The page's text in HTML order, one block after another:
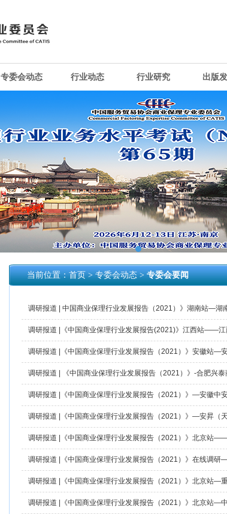
专委会动态 行业动态 行业研究 出版
当前位置：首页> 专委会动态 >专委会要闻
调研报道 | 中国商业保理行业发展报告（2021）》湖南站—湖
调研报道 |《中国商业保理行业发展报告(2021)》江西站——
调研报道 |《中国商业保理行业发展报告（2021）》安徽站—
调研报道 | 《中国商业保理行业发展报告（2021）》-合肥兴
调研报道 |《中国商业保理行业发展报告（2021）》—安徽中
调研报道 |《中国商业保理行业发展报告（2021）》—安昇（
调研报道 |《中国商业保理行业发展报告（2021）》北京站
调研报道 |《中国商业保理行业发展报告（2021）》在线调
调研报道 |《中国商业保理行业发展报告（2021）》北京站—
调研报道 |《中国商业保理行业发展报告（2021）》北京站—